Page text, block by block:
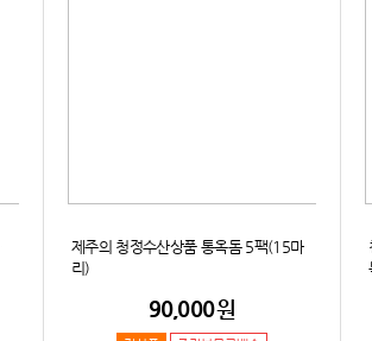
제주의 청정수산상품 통옥돔 5팩(15마
리)
90,000원